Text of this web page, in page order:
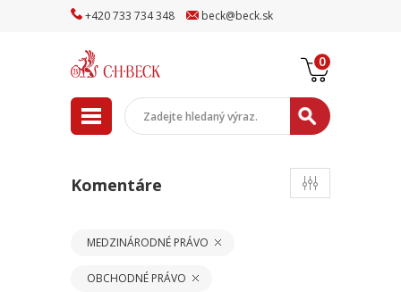
+420733 734348 beck@beck.sk
0
Komentáre
MEDZINÁRODNÉ PRÁVO
OBCHODNÉ PRÁVO